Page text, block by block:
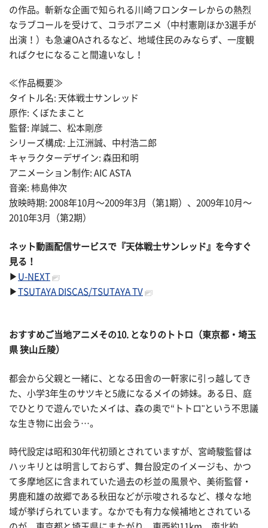
の作品。斬新な企画で知られる川崎フロンターレからの熱烈
なラブコールを受けて、コラボアニメ（中村憲剛ほか3選手が
出演！）も急遽OAされるなど、地域住民のみならず、一度観
ればクセになること間違いなし！
≪作品概要≫
タイトル名: 天体戦士サンレッド
原作: くぼたまこと
監督: 岸誠二、松本剛彦
シリーズ構成: 上江洲誠、中村浩二郎
キャラクターデザイン: 森田和明
アニメーション制作: AIC ASTA
音楽: 柿島伸次
放映時期: 2008年10月〜2009年3月（第1期）、2009年10月〜
2010年3月（第2期）
ネット動画配信サービスで『天体戦士サンレッド』を今すぐ
見る！
▶ U-NEXT
▶ TSUTAYA DISCAS/TSUTAYA TV
おすすめご当地アニメその10. となりのトトロ（東京都・埼玉
県 狭山丘陵）
都会から父親と一緒に、となる田舎の一軒家に引っ越してき
た、小学3年生のサツキと5歳になるメイの姉妹。ある日、庭
でひとりで遊んでいたメイは、森の奥で“トトロ"という不思議
な生き物に出会う…。
時代設定は昭和30年代初頭とされていますが、宮崎駿監督は
ハッキリとは明言しておらず、舞台設定のイメージも、かつ
て多摩地区に含まれていた過去の杉並の風景や、美術監督・
男鹿和雄の故郷である秋田などが示唆されるなど、様々な地
域が挙げられています。なかでも有力な候補地とされている